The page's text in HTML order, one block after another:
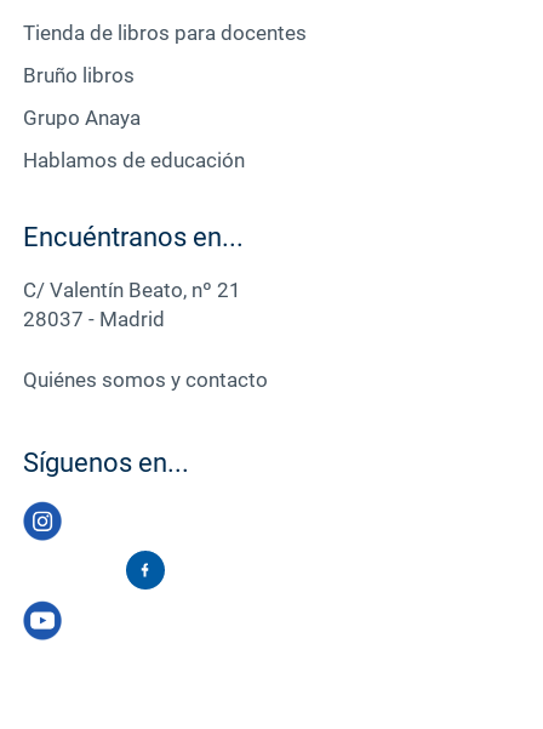
Tienda de libros para docentes
Bruño libros
Grupo Anaya
Hablamos de educación
Encuéntranos en...
C/ Valentín Beato, nº 21
28037 - Madrid
Quiénes somos y contacto
Síguenos en...